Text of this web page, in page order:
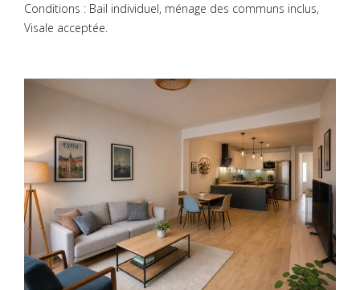
Conditions : Bail individuel, ménage des communs inclus,
Visale acceptée.